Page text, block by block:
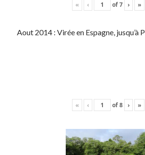
« ‹ of7 › »
Aout 2014 : Virée en Espagne, jusqu’à
« ‹ of8 › »